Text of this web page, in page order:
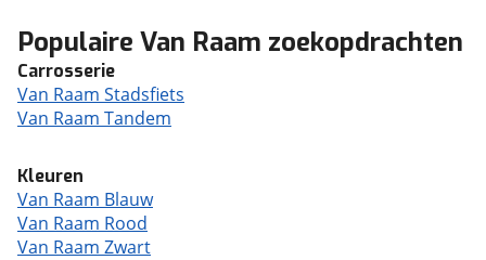
Populaire Van Raam zoekopdrachten
Carrosserie
Van Raam Stadsfiets
Van Raam Tandem
Kleuren
Van Raam Blauw
Van Raam Rood
Van Raam Zwart